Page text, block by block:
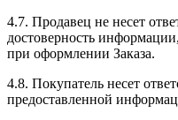
4.7. Продавец не несет
достоверность
при оформлении Заказа.
4.8. Покупатель несет
предоставленной